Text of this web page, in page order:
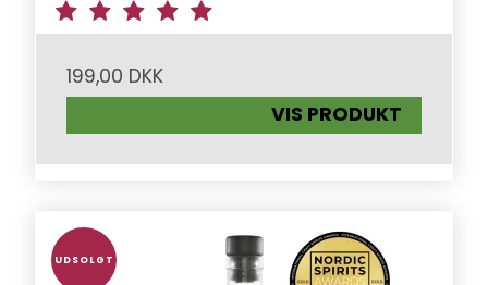
199,00 DKK
VIS PRODUKT
UDSOLGT